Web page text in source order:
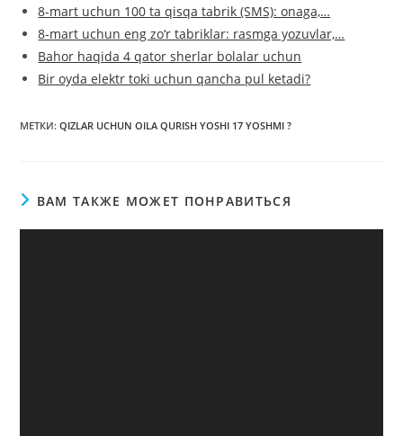
8-mart uchun 100 ta qisqa tabrik (SMS): onaga,…
8-mart uchun eng zo‘r tabriklar: rasmga yozuvlar,…
Bahor haqida 4 qator sherlar bolalar uchun
Bir oyda elektr toki uchun qancha pul ketadi?
МЕТКИ:QIZLAR UCHUN OILA QURISH YOSHI 17 YOSHMI ?
ВАМ ТАКЖЕ МОЖЕТ ПОНРАВИТЬСЯ